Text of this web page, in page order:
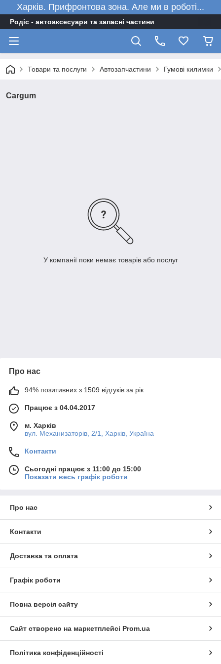
Харків. Прифронтова зона. Але ми в роботі...
Родіс - автоаксесуари та запасні частини
Товари та послуги Автозапчастини Гумові килимки
Cargum
У компанії поки немає товарів або послуг
Про нас
94% позитивних з 1509 відгуків за рік
Працює з 04.04.2017
м. Харків
вул. Механизаторів, 2/1, Харків, Україна
Контакти
Сьогодні працює з 11:00 до 15:00
Показати весь графік роботи
Про нас
Контакти
Доставка та оплата
Графік роботи
Повна версія сайту
Сайт створено на маркетплейсі Prom.ua
Політика конфіденційності